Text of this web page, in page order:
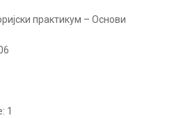
практикум – Основи
1